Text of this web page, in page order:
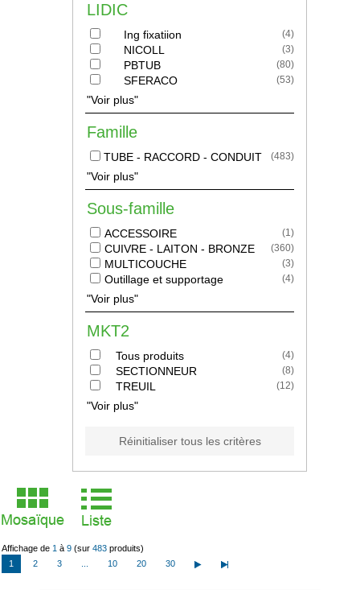
LIDIC
Ing fixatiion (4)
NICOLL (3)
PBTUB (80)
SFERACO (53)
"Voir plus"
Famille
TUBE - RACCORD - CONDUIT (483)
"Voir plus"
Sous-famille
ACCESSOIRE (1)
CUIVRE - LAITON - BRONZE (360)
MULTICOUCHE (3)
Outillage et supportage (4)
"Voir plus"
MKT2
Tous produits (4)
SECTIONNEUR (8)
TREUIL (12)
"Voir plus"
Réinitialiser tous les critères
Affichage de 1 à 9 (sur 483 produits)
1
2 3 10 20 30